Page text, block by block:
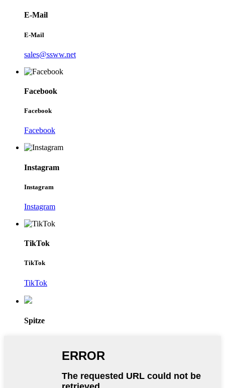
E-Mail
E-Mail
sales@ssww.net
Facebook
Facebook
Facebook
Instagram
Instagram
Instagram
TikTok
TikTok
TikTok
Spitze